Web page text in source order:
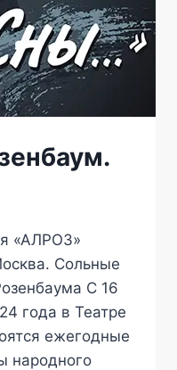
«АЛРОЗ»
Сольные
С 16
года в Театре
ежегодные
народного